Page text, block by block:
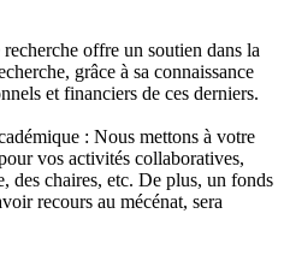
offre un soutien dans la
grâce à sa connaissance
et financiers de ces derniers.
: Nous mettons à votre
vos activités collaboratives,
des chaires, etc. De plus, un fonds
recours au mécénat, sera